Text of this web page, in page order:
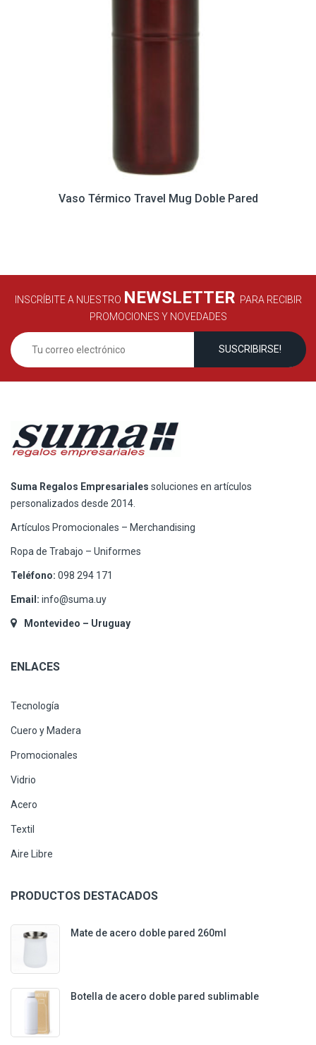
Vaso Térmico Travel Mug Doble Pared
INSCRÍBITE A NUESTRO NEWSLETTER PARA RECIBIR
PROMOCIONES Y NOVEDADES
Suma Regalos Empresariales soluciones en artículos
personalizados desde 2014.
Artículos Promocionales – Merchandising
Ropa de Trabajo – Uniformes
Teléfono: 098 294 171
Email: info@suma.uy
Montevideo – Uruguay
ENLACES
Tecnología
Cuero y Madera
Promocionales
Vidrio
Acero
Textil
Aire Libre
PRODUCTOS DESTACADOS
Mate de acero doble pared 260ml
Botella de acero doble pared sublimable